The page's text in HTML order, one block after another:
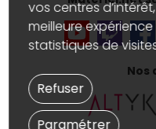
Nos
vos centres
meilleure
statistiques de
Paramétrer
Refuser